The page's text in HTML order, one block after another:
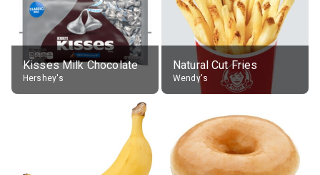
Kisses Milk Chocolate
Hershey's
Natural Cut Fries
Wendy's